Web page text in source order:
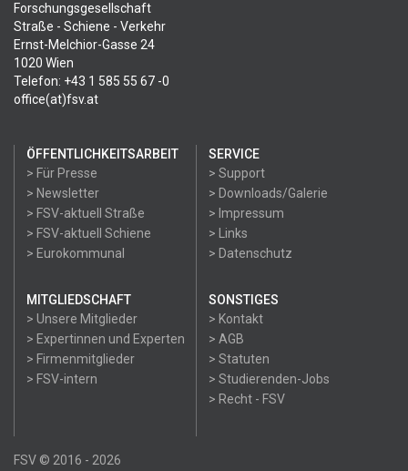
Forschungsgesellschaft
Straße - Schiene - Verkehr
Ernst-Melchior-Gasse 24
1020 Wien
Telefon: +43 1 585 55 67 -0
office(at)fsv.at
ÖFFENTLICHKEITSARBEIT
> Für Presse
> Newsletter
> FSV-aktuell Straße
> FSV-aktuell Schiene
> Eurokommunal
SERVICE
> Support
> Downloads/Galerie
> Impressum
> Links
> Datenschutz
MITGLIEDSCHAFT
> Unsere Mitglieder
> Expertinnen und Experten
> Firmenmitglieder
> FSV-intern
SONSTIGES
> Kontakt
> AGB
> Statuten
> Studierenden-Jobs
> Recht - FSV
FSV © 2016 - 2026